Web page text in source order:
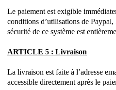
Le paiement est exigible
conditions d’utilisations de
sécurité de ce système est
ARTICLE 5 : Livraison
La livraison est faite à l’adresse
accessible directement après le